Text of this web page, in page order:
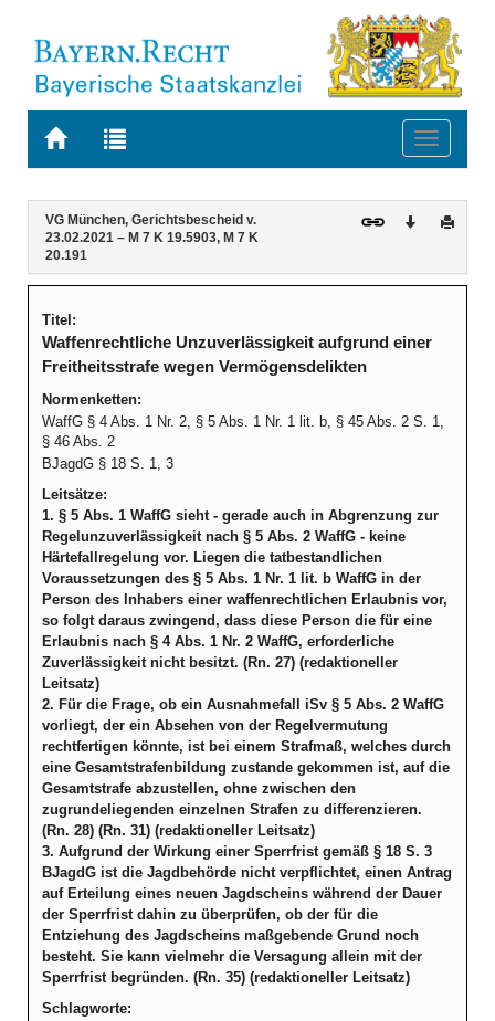
Zur
BAYERN.RECHT
Zur
letzten
Suche
Toggle
Navigation
Inhalt
VG München, Gerichtsbescheid v.
23.02.2021 – M 7 K 19.5903, M 7 K
20.191
Download
Titel:
Waffenrechtliche Unzuverlässigkeit aufgrund einer
Freitheitsstrafe wegen Vermögensdelikten
Normenketten:
WaffG § 4 Abs. 1 Nr. 2, § 5 Abs. 1 Nr. 1 lit. b, § 45 Abs. 2 S. 1,
§ 46 Abs. 2
BJagdG § 18 S. 1, 3
Leitsätze:
1. § 5 Abs. 1 WaffG sieht - gerade auch in Abgrenzung zur
Regelunzuverlässigkeit nach § 5 Abs. 2 WaffG - keine
Härtefallregelung vor. Liegen die tatbestandlichen
Voraussetzungen des § 5 Abs. 1 Nr. 1 lit. b WaffG in der
Person des Inhabers einer waffenrechtlichen Erlaubnis vor,
so folgt daraus zwingend, dass diese Person die für eine
Erlaubnis nach § 4 Abs. 1 Nr. 2 WaffG, erforderliche
Zuverlässigkeit nicht besitzt. (Rn. 27) (redaktioneller
Leitsatz)
2. Für die Frage, ob ein Ausnahmefall iSv § 5 Abs. 2 WaffG
vorliegt, der ein Absehen von der Regelvermutung
rechtfertigen könnte, ist bei einem Strafmaß, welches durch
eine Gesamtstrafenbildung zustande gekommen ist, auf die
Gesamtstrafe abzustellen, ohne zwischen den
zugrundeliegenden einzelnen Strafen zu differenzieren.
(Rn. 28) (Rn. 31) (redaktioneller Leitsatz)
3. Aufgrund der Wirkung einer Sperrfrist gemäß § 18 S. 3
BJagdG ist die Jagdbehörde nicht verpflichtet, einen Antrag
auf Erteilung eines neuen Jagdscheins während der Dauer
der Sperrfrist dahin zu überprüfen, ob der für die
Entziehung des Jagdscheins maßgebende Grund noch
besteht. Sie kann vielmehr die Versagung allein mit der
Sperrfrist begründen. (Rn. 35) (redaktioneller Leitsatz)
Schlagworte: